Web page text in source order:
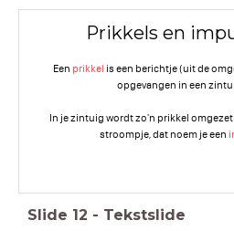
Prikkels en
Een prikkel is een berichtje (uit de
opgevangen in een
In je zintuig wordt zo'n prikkel
stroompje, dat noem je een
Slide 12 - Tekstslide